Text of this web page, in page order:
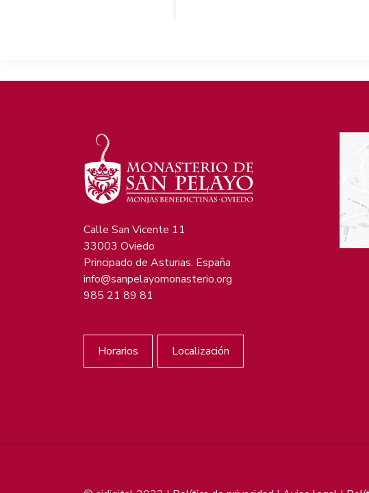
Calle San Vicente 11
33003 Oviedo
Principado de Asturias. España
info@sanpelayomonasterio.org
985 21 89 81
Horarios Localización